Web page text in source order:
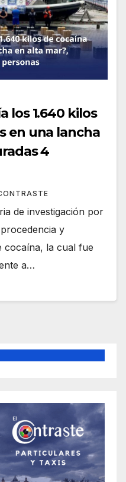
los 1.640 kilos
en una lancha
4
de investigación por
y
cocaína, la cual fue
a…